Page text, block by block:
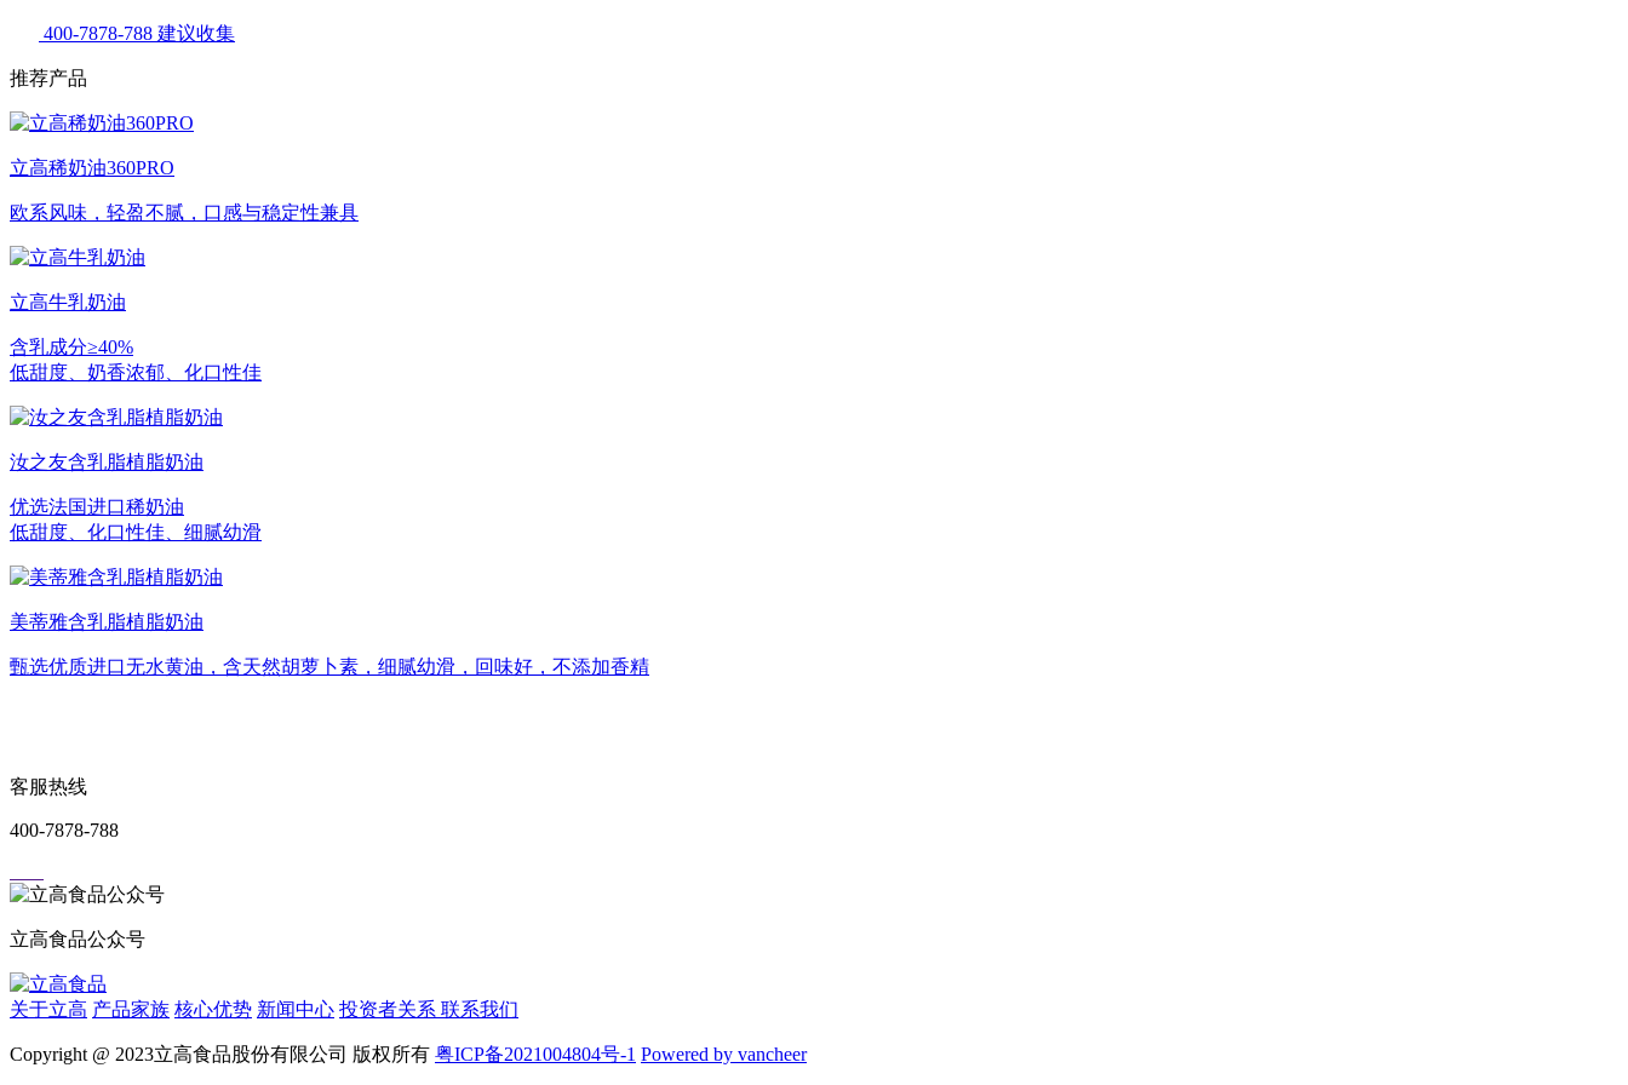
400-7878-788 建议收集
推荐产品
立高稀奶油360PRO
欧系风味，轻盈不腻，口感与稳定性兼具
立高牛乳奶油
含乳成分≥40%
低甜度、奶香浓郁、化口性佳
汝之友含乳脂植脂奶油
优选法国进口稀奶油
低甜度、化口性佳、细腻幼滑
美蒂雅含乳脂植脂奶油
甄选优质进口无水黄油，含天然胡萝卜素，细腻幼滑，回味好，不添加香精
客服热线
400-7878-788
立高食品公众号
关于立高 产品家族 核心优势 新闻中心 投资者关系 联系我们
Copyright @ 2023立高食品股份有限公司 版权所有 粤ICP备2021004804号-1 Powered by vancheer